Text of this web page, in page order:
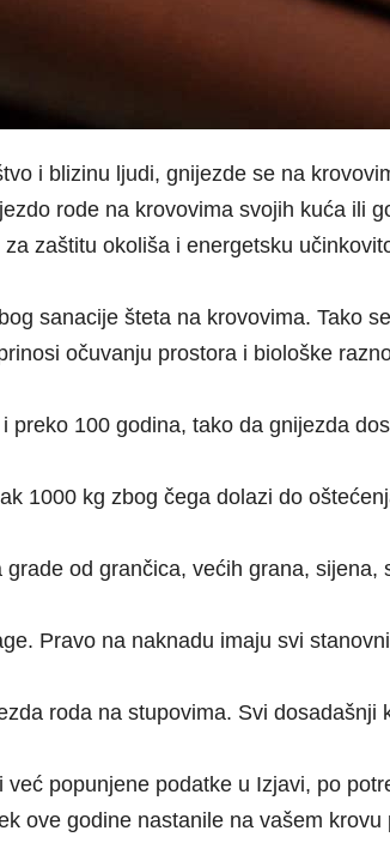
i blizinu ljudi, gnijezde se na
rode na krovovima svojih kuća ili
zaštitu okoliša i energetsku
sanacije šteta na krovovima. Tako
očuvanju prostora i biološke
preko 100 godina, tako da gnijezda
1000 kg zbog čega dolazi do
grade od grančica, većih grana,
Pravo na naknadu imaju svi
roda na stupovima. Svi
već popunjene podatke u Izjavi, po
ove godine nastanile na vašem